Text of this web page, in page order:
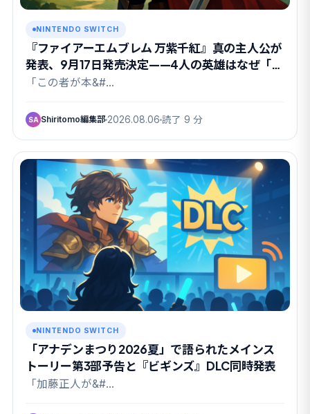
NINTENDO SWITCH
『ファイアーエムブレム 万紫千紅』真の主人公が
発表、9月17日発売決定——4人の英雄はなぜ「も
ういない」のか
「この者が本&#…
SA Shiritomo編集部 2026.08.06 読了 9 分
NINTENDO SWITCH
「アナデンまつり2026夏」で語られたメインス
トーリー第3部予告と『ビギンズ』DLC同時発表
「加藤正人が&#…